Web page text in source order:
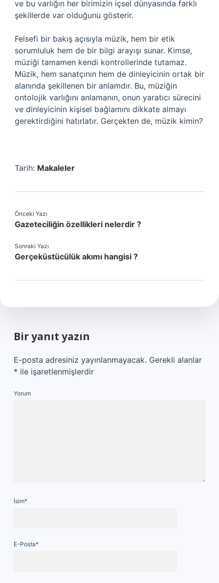
ve bu varlığın her birimizin içsel dünyasında farklı
şekillerde var olduğunu gösterir.
Felsefi bir bakış açısıyla müzik, hem bir etik
sorumluluk hem de bir bilgi arayışı sunar. Kimse,
müziği tamamen kendi kontrollerinde tutamaz.
Müzik, hem sanatçının hem de dinleyicinin ortak bir
alanında şekillenen bir anlamdır. Bu, müziğin
ontolojik varlığını anlamanın, onun yaratıcı sürecini
ve dinleyicinin kişisel bağlamını dikkate almayı
gerektirdiğini hatırlatır. Gerçekten de, müzik kimin?
Tarih: Makaleler
Önceki Yazı
Gazeteciliğin özellikleri nelerdir ?
Sonraki Yazı
Gerçeküstücülük akımı hangisi ?
Bir yanıt yazın
E-posta adresiniz yayınlanmayacak. Gerekli alanlar
* ile işaretlenmişlerdir
Yorum
İsim*
E-Posta*